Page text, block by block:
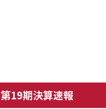
第19期決算速報